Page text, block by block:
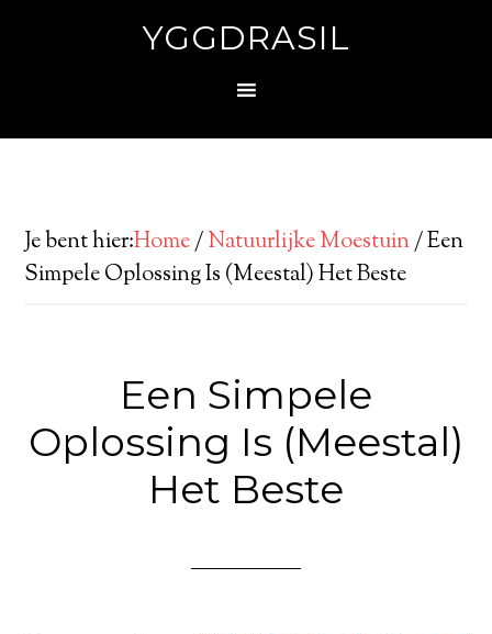
YGGDRASIL
Je bent hier:Home/Natuurlijke Moestuin/Een
Simpele Oplossing Is (Meestal) Het Beste
Een Simpele
Oplossing Is (Meestal)
Het Beste